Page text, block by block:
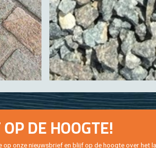
DE HOOG­TE!
op onze nieuws­brief en blijf op de hoog­te over het